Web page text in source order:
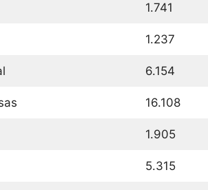
1.741
1.237
6.154
16.108
1.905
5.315